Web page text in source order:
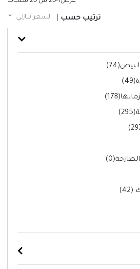
الفروعترتيب حسب السعر تنازلي
74
)
49
)
178
)
295
)
)
0
)
(
42
)